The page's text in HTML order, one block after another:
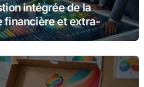
intégrée de la
financière et extra-
Opteva